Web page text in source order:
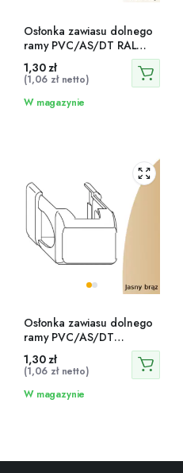
Osłonka zawiasu dolnego
ramy PVC/AS/DT RAL
9001 – 42207
1,30zł
(1,06 złnetto)
W magazynie
Osłonka zawiasu dolnego
ramy PVC/AS/DT
jasnobrązowa – 41762
1,30zł
(1,06 złnetto)
W magazynie